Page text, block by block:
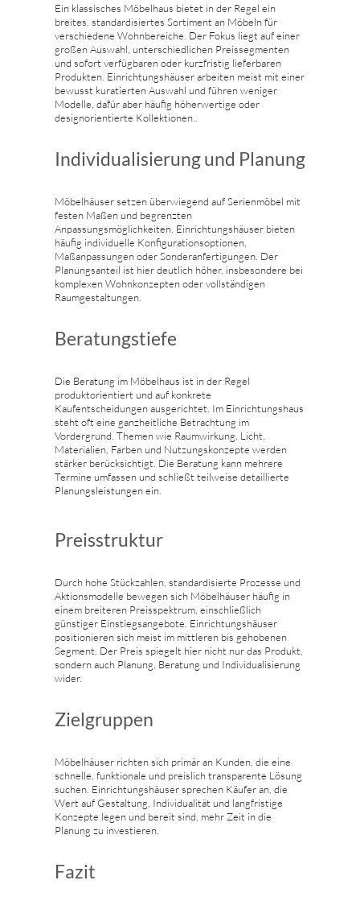
Ein klassisches Möbelhaus bietet in der Regel ein
breites, standardisiertes Sortiment an Möbeln für
verschiedene Wohnbereiche. Der Fokus liegt auf einer
großen Auswahl, unterschiedlichen Preissegmenten
und sofort verfügbaren oder kurzfristig lieferbaren
Produkten. Einrichtungshäuser arbeiten meist mit einer
bewusst kuratierten Auswahl und führen weniger
Modelle, dafür aber häufig höherwertige oder
designorientierte Kollektionen..
Individualisierung und Planung
Möbelhäuser setzen überwiegend auf Serienmöbel mit
festen Maßen und begrenzten
Anpassungsmöglichkeiten. Einrichtungshäuser bieten
häufig individuelle Konfigurationsoptionen,
Maßanpassungen oder Sonderanfertigungen. Der
Planungsanteil ist hier deutlich höher, insbesondere bei
komplexen Wohnkonzepten oder vollständigen
Raumgestaltungen.
Beratungstiefe
Die Beratung im Möbelhaus ist in der Regel
produktorientiert und auf konkrete
Kaufentscheidungen ausgerichtet. Im Einrichtungshaus
steht oft eine ganzheitliche Betrachtung im
Vordergrund. Themen wie Raumwirkung, Licht,
Materialien, Farben und Nutzungskonzepte werden
stärker berücksichtigt. Die Beratung kann mehrere
Termine umfassen und schließt teilweise detaillierte
Planungsleistungen ein.
Preisstruktur
Durch hohe Stückzahlen, standardisierte Prozesse und
Aktionsmodelle bewegen sich Möbelhäuser häufig in
einem breiteren Preisspektrum, einschließlich
günstiger Einstiegsangebote. Einrichtungshäuser
positionieren sich meist im mittleren bis gehobenen
Segment. Der Preis spiegelt hier nicht nur das Produkt,
sondern auch Planung, Beratung und Individualisierung
wider.
Zielgruppen
Möbelhäuser richten sich primär an Kunden, die eine
schnelle, funktionale und preislich transparente Lösung
suchen. Einrichtungshäuser sprechen Käufer an, die
Wert auf Gestaltung, Individualität und langfristige
Konzepte legen und bereit sind, mehr Zeit in die
Planung zu investieren.
Fazit